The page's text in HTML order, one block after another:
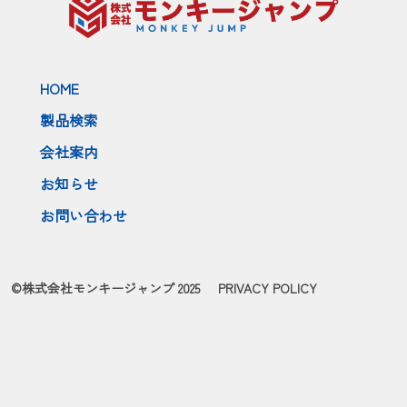
HOME
製品検索
会社案内
お知らせ
お問い合わせ
©株式会社モンキージャンプ 2025 PRIVACY POLICY